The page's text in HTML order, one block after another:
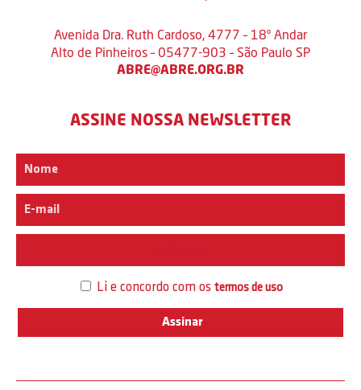
Avenida Dra. Ruth Cardoso, 4777 – 18º Andar
Alto de Pinheiros – 05477-903 – São Paulo SP
ABRE@ABRE.ORG.BR
ASSINE NOSSA NEWSLETTER
Li e concordo com os termos de uso